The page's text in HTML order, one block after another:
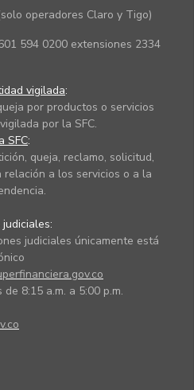
operadores Claro y Tigo)
594 0200 extensiones 2334
vigilada:
por productos o servicios
por la SFC.
SFC:
queja, reclamo, solicitud,
a los servicios o a la
judiciales únicamente está
8:15 a.m. a 5:00 p.m.